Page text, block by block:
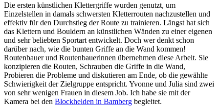
Die ersten künstlichen Klettergriffe wurden genutzt, um
Einzelstellen in damals schwersten Kletterrouten nachzustellen und
effektiv für den Durchstieg der Route zu trainieren. Längst hat sich
das Klettern und Bouldern an künstlichen Wänden zu einer eigenen
und sehr beliebten Sportart entwickelt. Doch wer denkt schon
darüber nach, wie die bunten Griffe an die Wand kommen!
Routenbauer und Routenbauerinnen übernehmen diese Arbeit. Sie
konzipieren die Routen, Schrauben die Griffe in die Wand,
Probieren die Probleme und diskutieren am Ende, ob die gewählte
Schwierigkeit der Zielgruppe entspricht. Yvonne und Julia sind zwei
von sehr wenigen Frauen in diesem Job. Ich habe sie mit der
Kamera bei den Blockhelden in Bamberg begleitet.